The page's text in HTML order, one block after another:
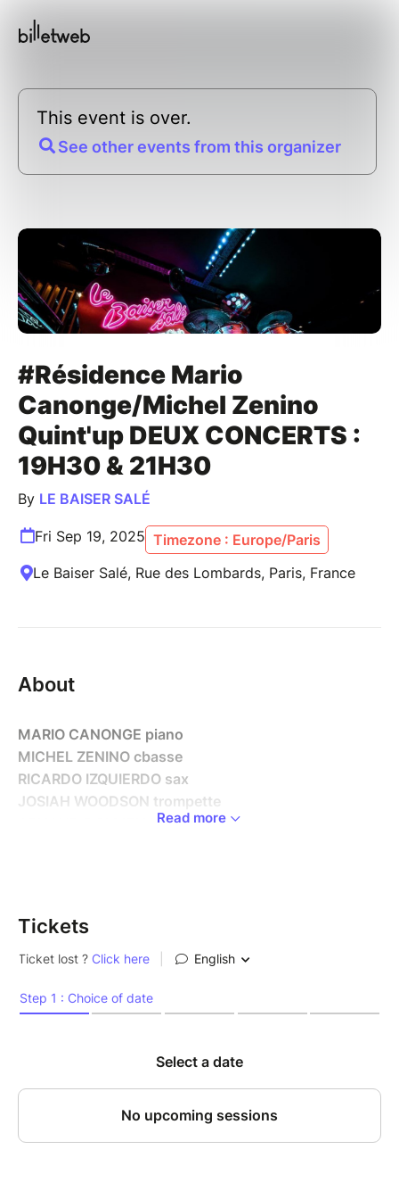
This event is over.
See other events from this organizer
#Résidence Mario
Canonge/Michel Zenino
Quint'up DEUX CONCERTS :
19H30 & 21H30
By LE BAISER SALÉ
Fri Sep 19, 2025 Timezone : Europe/Paris
Le Baiser Salé, Rue des Lombards, Paris, France
About
MARIO CANONGE piano
MICHEL ZENINO cbasse
RICARDO IZQUIERDO sax
JOSIAH WOODSON trompette
ARNAUD DOLMEN batterie
Plongez dans l'univers envoûtant de Mario Canonge
et Michel Zenino, deux virtuoses du jazz réunis pour
former le quintet d'exception, Quint’Up. Ce groupe
fusionne avec audace le jazz, les rythmes des
électrisante et des grooves envoûtants.
grooves chaloupés", s'exclame Alex Duthil d'Open
Jazz sur France Musique. "Ce groupe défie le temps,
Read more
Tickets